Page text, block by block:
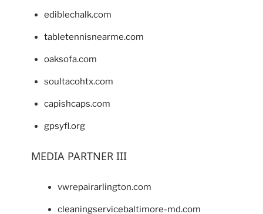
ediblechalk.com
tabletennisnearme.com
oaksofa.com
soultacohtx.com
capishcaps.com
gpsyfl.org
MEDIA PARTNER III
vwrepairarlington.com
cleaningservicebaltimore-md.com